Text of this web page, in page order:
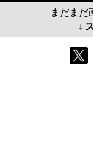
まだまだ
↓